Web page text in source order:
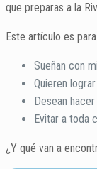
que preparas a la
Este artículo es
Sueñan con
Quieren
Desean
Evitar a toda
¿Y qué van a